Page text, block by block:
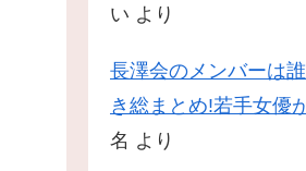
い より
長澤会のメンバーは
き総まとめ!若手女優
名 より